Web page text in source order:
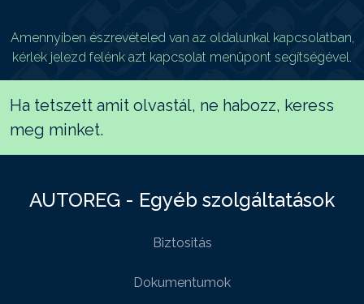
Amennyiben észrevételed van az oldalunkal kapcsolatban,
kérlek jelezd felénk azt kapcsolat menüpont segítségével.
Ha tetszett amit olvastál, ne habozz, keress
meg minket.
AUTOREG - Egyéb szolgáltatások
Biztositás
Dokumentumok